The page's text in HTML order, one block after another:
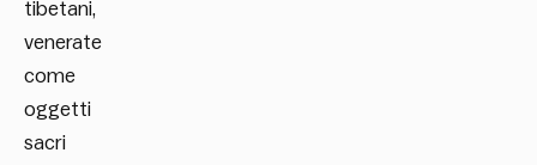
tibetani,
venerate
come
oggetti
sacri